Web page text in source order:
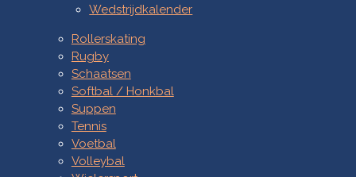
Wedstrijdkalender
Rollerskating
Rugby
Schaatsen
Softbal / Honkbal
Suppen
Tennis
Voetbal
Volleybal